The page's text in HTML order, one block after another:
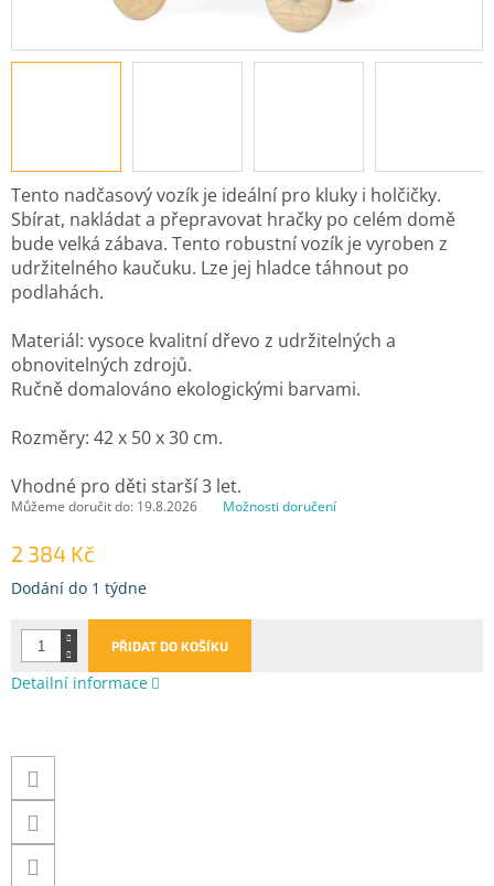
2 384 Kč
Měrná
Dodání do 1 týdne
Můžeme doručit do: 19.8.2026 Možnosti doručení
PŘIDAT DO KOŠÍKU
Tento nadčasový vozík je ideální pro kluky i holčičky.
Sbírat, nakládat a přepravovat hračky po celém domě
bude velká zábava. Tento robustní vozík je vyroben z
udržitelného kaučuku. Lze jej hladce táhnout po
podlahách.
Materiál: vysoce kvalitní dřevo z udržitelných a
obnovitelných zdrojů.
Ručně domalováno ekologickými barvami.
Rozměry: 42 x 50 x 30 cm.
Vhodné pro děti starší 3 let.
Detailní informace